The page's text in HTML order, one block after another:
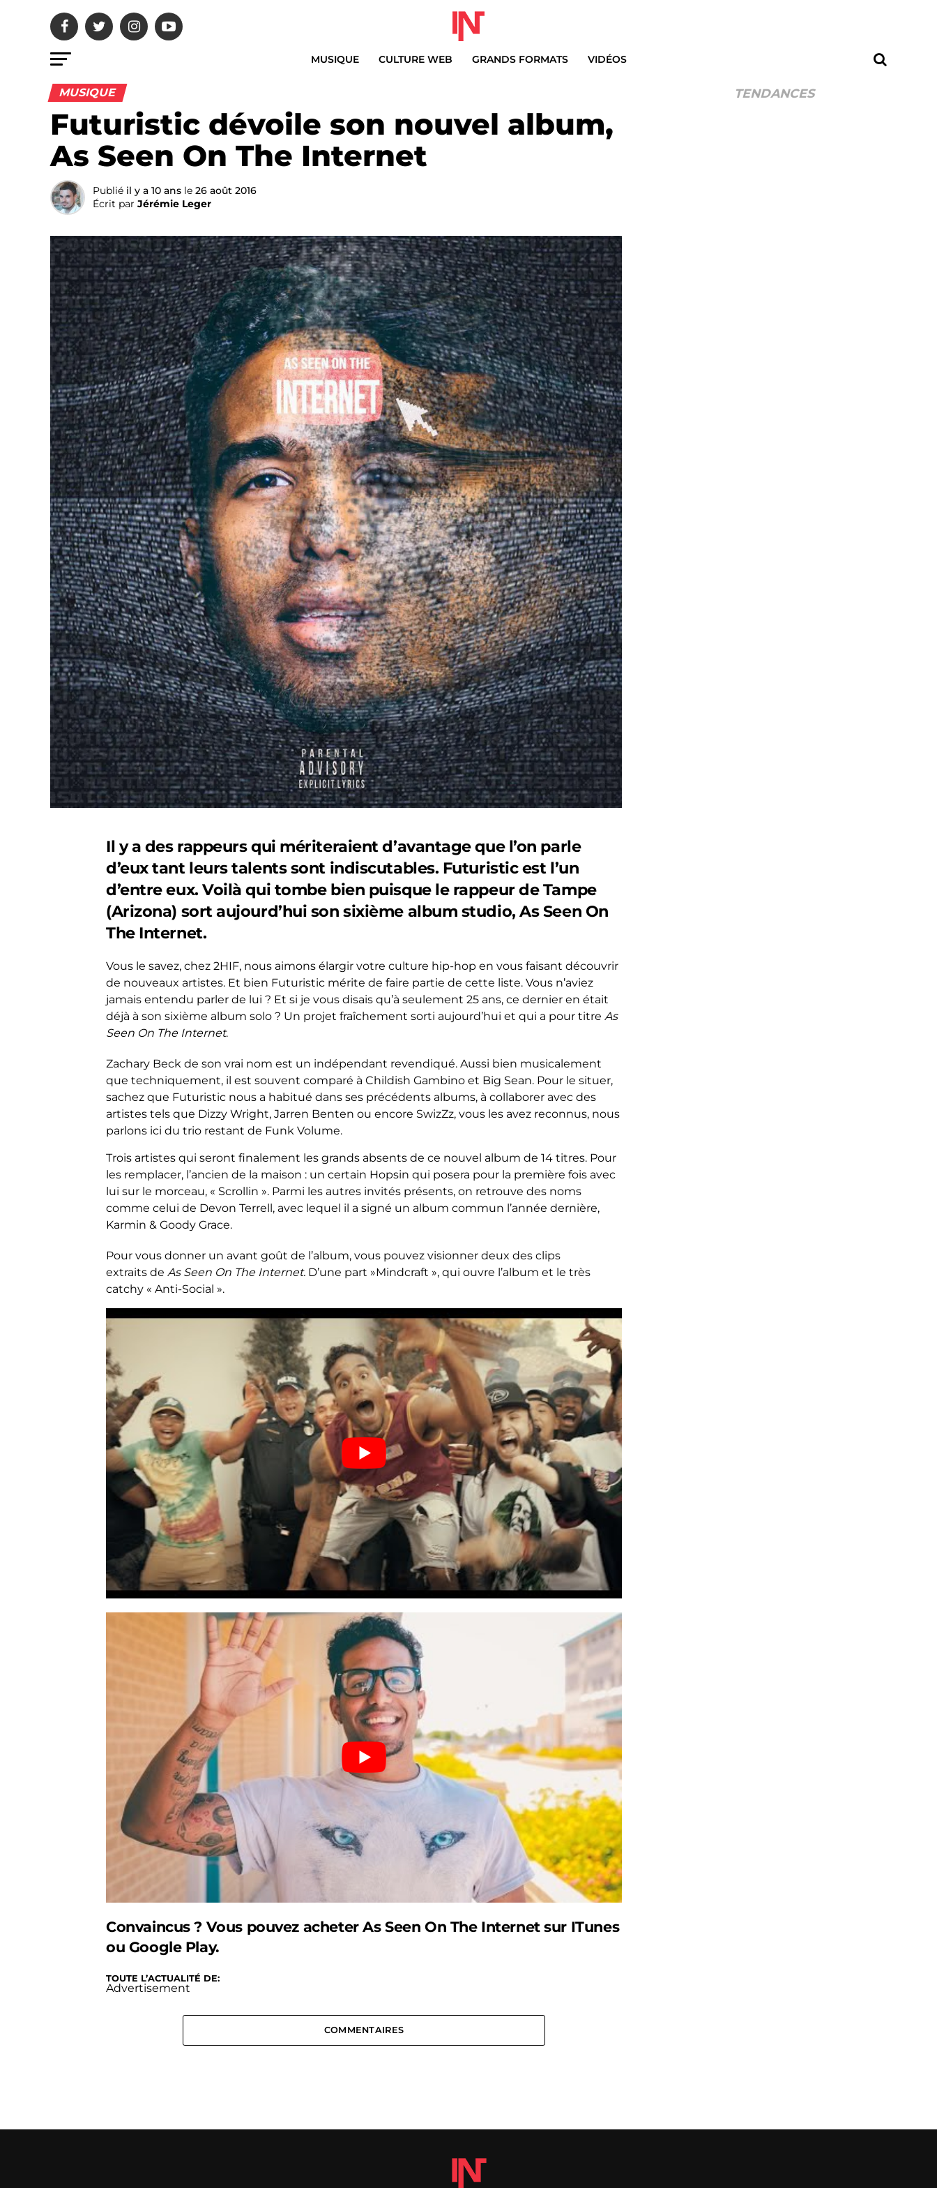
MUSIQUE CULTURE WEB GRANDS FORMATS VIDÉOS
MUSIQUE
Futuristic dévoile son nouvel album,
As Seen On The Internet
Publié il y a 10 ans le 26 août 2016
Écrit par Jérémie Leger
Il y a des rappeurs qui mériteraient d’avantage que l’on parle
d’eux tant leurs talents sont indiscutables. Futuristic est l’un
d’entre eux. Voilà qui tombe bien puisque le rappeur de Tampe
(Arizona) sort aujourd’hui son sixième album studio, As Seen On
The Internet.
Vous le savez, chez 2HIF, nous aimons élargir votre culture hip-hop en vous faisant découvrir
de nouveaux artistes. Et bien Futuristic mérite de faire partie de cette liste. Vous n’aviez
jamais entendu parler de lui ? Et si je vous disais qu’à seulement 25 ans, ce dernier en était
déjà à son sixième album solo ? Un projet fraîchement sorti aujourd’hui et qui a pour titre As
Seen On The Internet.
Zachary Beck de son vrai nom est un indépendant revendiqué. Aussi bien musicalement
que techniquement, il est souvent comparé à Childish Gambino et Big Sean. Pour le situer,
sachez que Futuristic nous a habitué dans ses précédents albums, à collaborer avec des
artistes tels que Dizzy Wright, Jarren Benten ou encore SwizZz, vous les avez reconnus, nous
parlons ici du trio restant de Funk Volume.
Trois artistes qui seront finalement les grands absents de ce nouvel album de 14 titres. Pour
les remplacer, l’ancien de la maison : un certain Hopsin qui posera pour la première fois avec
lui sur le morceau, « Scrollin ». Parmi les autres invités présents, on retrouve des noms
comme celui de Devon Terrell, avec lequel il a signé un album commun l’année dernière,
Karmin & Goody Grace.
Pour vous donner un avant goût de l’album, vous pouvez visionner deux des clips
extraits de As Seen On The Internet. D’une part »Mindcraft », qui ouvre l’album et le très
catchy « Anti-Social ».
Convaincus ? Vous pouvez acheter As Seen On The Internet sur ITunes
ou Google Play.
TOUTE L’ACTUALITÉ DE:
Advertisement
COMMENTAIRES
TENDANCES